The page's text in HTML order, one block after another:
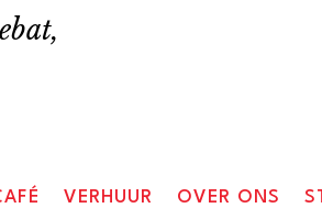
VERHUUR OVER ONS